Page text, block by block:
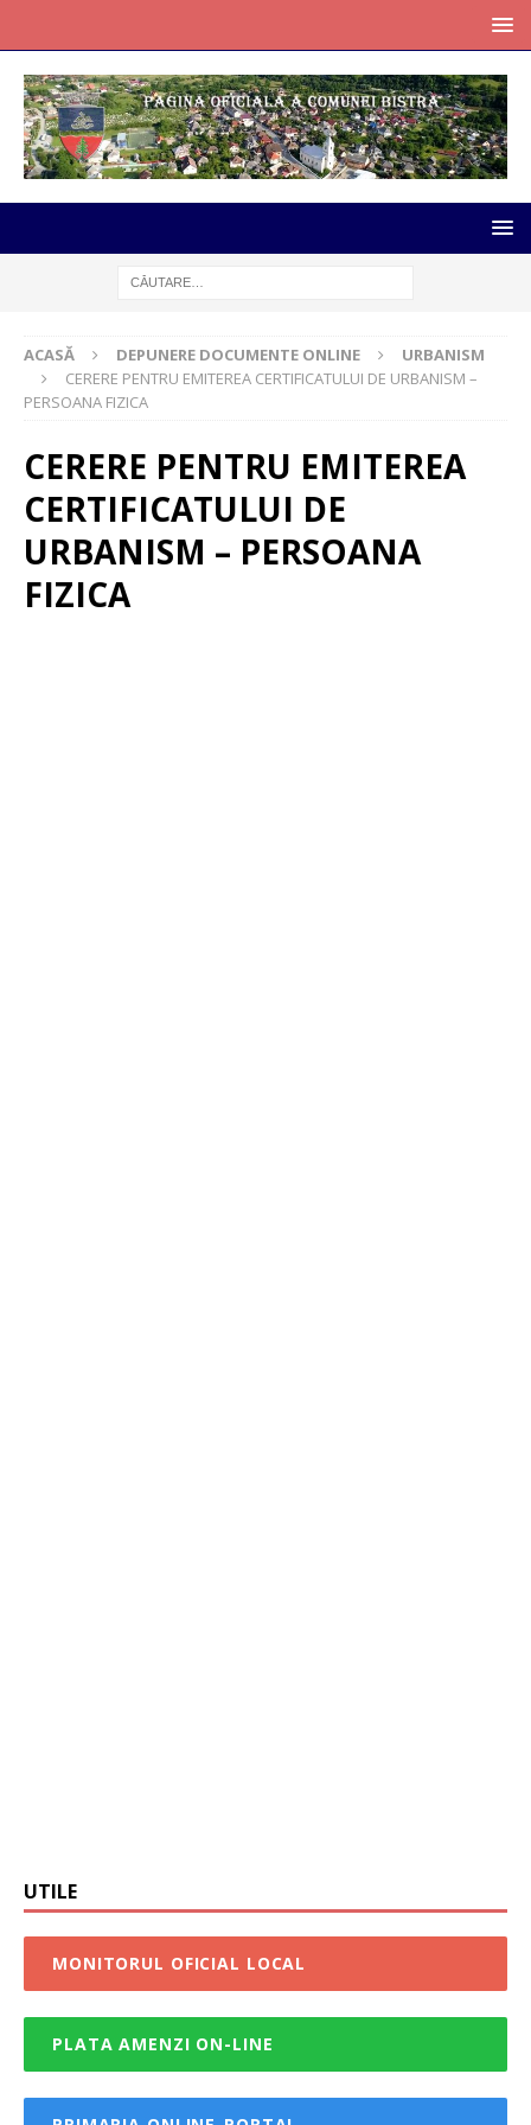
ACASĂ DEPUNERE DOCUMENTE ONLINE
URBANISM
CERERE PENTRU EMITEREA CERTIFICATULUI DE URBANISM –
PERSOANA FIZICA
CERERE PENTRU EMITEREA
CERTIFICATULUI DE
URBANISM – PERSOANA
FIZICA
UTILE
MONITORUL OFICIAL LOCAL
PLATA AMENZI ON-LINE